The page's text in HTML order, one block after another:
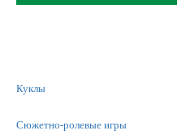
Куклы
Сюжетно-ролевые игры